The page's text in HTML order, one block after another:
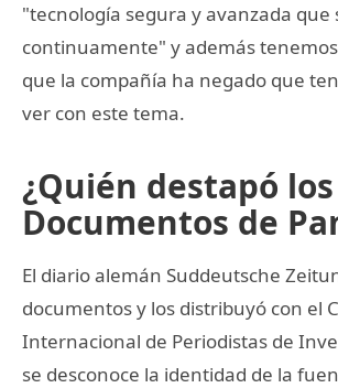
"tecnología segura y avanzada que
continuamente" y además
que la compañía ha negado que
ver con este tema.
¿Quién destapó los
Documentos de
El diario alemán Suddeutsche
documentos y los distribuyó con el
Internacional de Periodistas de
se desconoce la identidad de la